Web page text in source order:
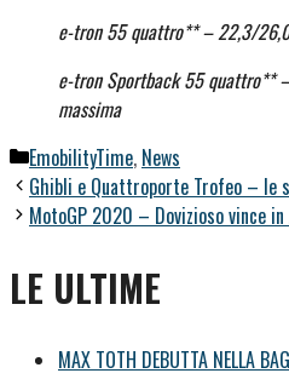
e-tron 55 quattro** – 22,3/
e-tron Sportback 55 quattro**
massima
Categorie
EmobilityTime, News
Ghibli e Quattroporte Trofeo – le
MotoGP 2020 – Dovizioso vince
LE ULTIME
MAX TOTH DEBUTTA NELLA